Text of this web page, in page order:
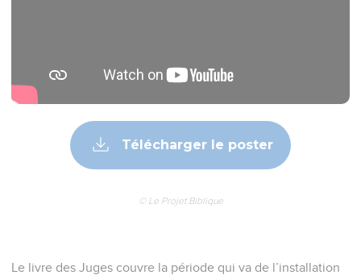
Télécharger le poster
© Le Projet Biblique
Le livre des Juges couvre la période qui va de l’installation